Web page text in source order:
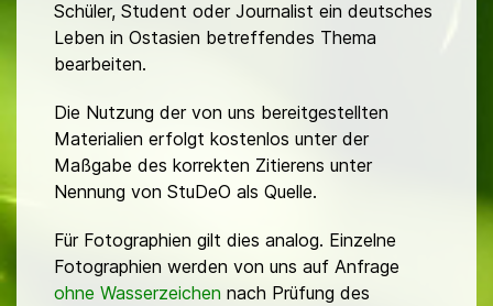
Schüler, Student oder Journalist ein deutsches
Leben in Ostasien betreffendes Thema
bearbeiten.
Die Nutzung der von uns bereitgestellten
Materialien erfolgt kostenlos unter der
Maßgabe des korrekten Zitierens unter
Nennung von StuDeO als Quelle.
Für Fotographien gilt dies analog. Einzelne
Fotographien werden von uns auf Anfrage
ohne Wasserzeichen nach Prüfung des